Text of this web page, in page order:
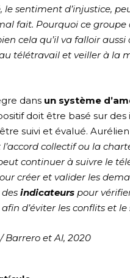
le sentiment d’injustice,
fait. Pourquoi ce
cela qu’il va falloir
télétravail et veiller à la
dans un système
doit être basé sur
suivi et évalué. Aurélien
collectif ou la
continuer à suivre le
créer et valider les
indicateurs pour
d’éviter les conflits et
Barrero et Al, 2020